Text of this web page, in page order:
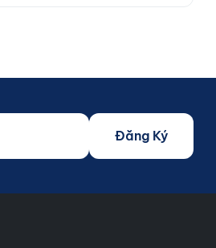
Đăng Ký